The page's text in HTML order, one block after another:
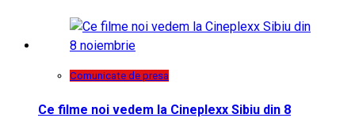
Comunicate de presa
Ce filme noi vedem la Cineplexx Sibiu din 8